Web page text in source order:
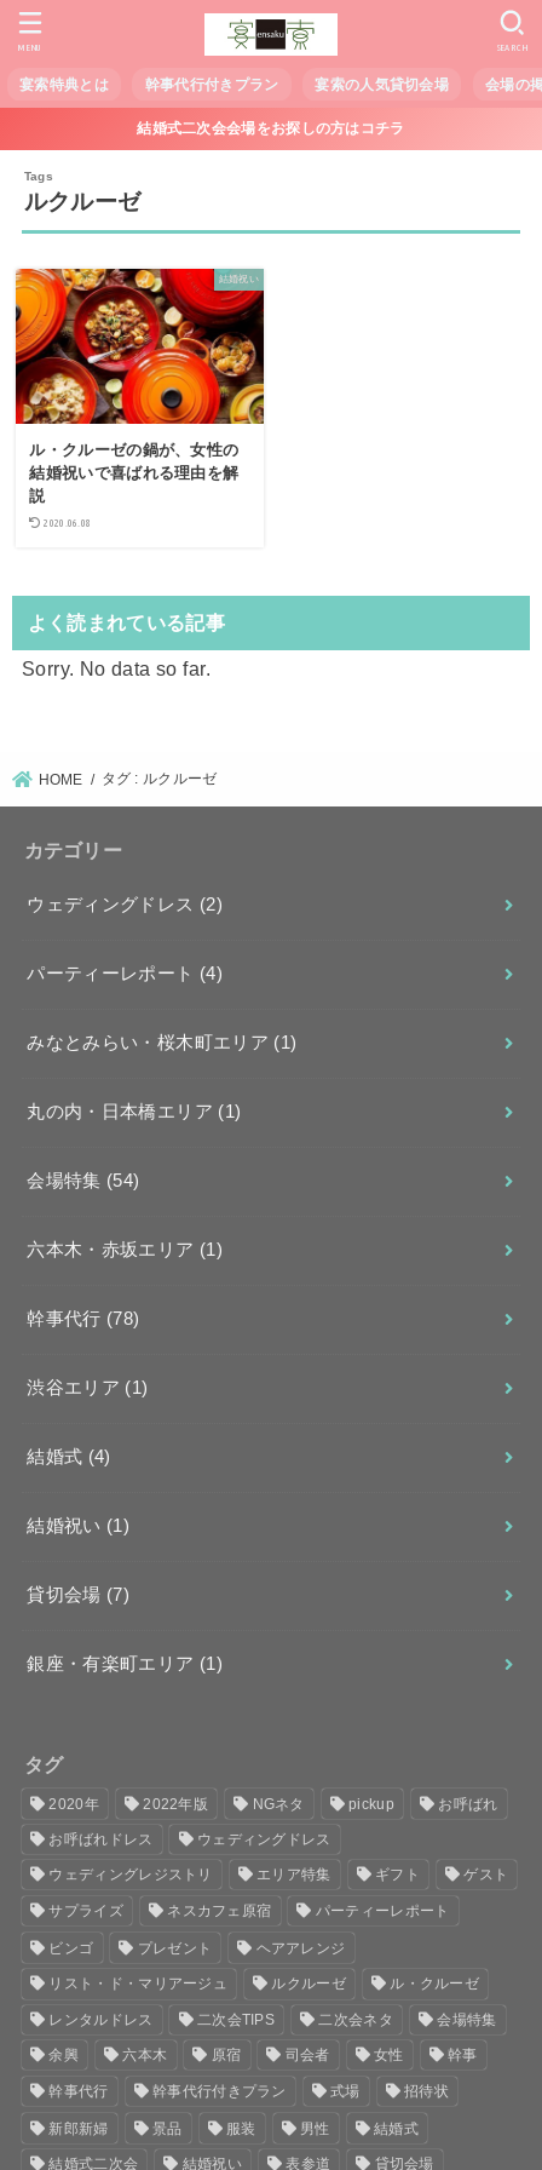
宴索特典とは 幹事代行付きプラン 宴索の人気貸切会場 会場の
SEARCH
MENU
結婚式二次会会場をお探しの方はコチラ
ルクルーゼ
結婚祝い
ル・クルーゼの鍋が、女性の
結婚祝いで喜ばれる理由を解
説
2020.06.08
よく読まれている記事
Sorry. No data so far.
HOME タグ : ルクルーゼ
カテゴリー
ウェディングドレス (2)
パーティーレポート (4)
みなとみらい・桜木町エリア (1)
丸の内・日本橋エリア (1)
会場特集 (54)
六本木・赤坂エリア (1)
幹事代行 (78)
渋谷エリア (1)
結婚式 (4)
結婚祝い (1)
貸切会場 (7)
銀座・有楽町エリア (1)
タグ
2020年 2022年版 NGネタ pickup お呼ばれ
お呼ばれドレス ウェディングドレス
ウェディングレジストリ エリア特集 ギフト ゲスト
サプライズ ネスカフェ原宿 パーティーレポート
ビンゴ プレゼント ヘアアレンジ
リスト・ド・マリアージュ ルクルーゼ ル・クルーゼ
レンタルドレス 二次会TIPS 二次会ネタ 会場特集
余興 六本木 原宿 司会者 女性 幹事
幹事代行 幹事代行付きプラン 式場 招待状
新郎新婦 景品 服装 男性 結婚式
結婚式二次会 結婚祝い 表参道 貸切会場